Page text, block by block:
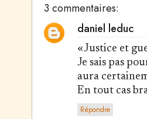
3 commentaires:
daniel leduc
« Justice et
Je sais pas
aura
En tout cas
Répondre